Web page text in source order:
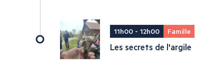
11h00 - 12h00 Famille
Les secrets de l'argile